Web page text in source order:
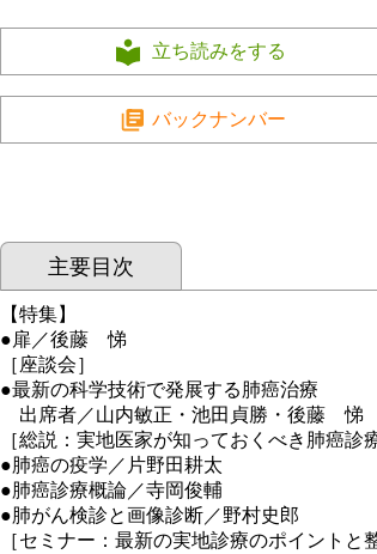
立ち読みをする
バックナンバー
主要目次
【特集】
●扉／後藤 悌
［座談会］
●最新の科学技術で発展する肺癌治療
出席者／山内敏正・池田貞勝・後藤 悌
［総説：実地医家が知っておくべき肺癌診
●肺癌の疫学／片野田耕太
●肺癌診療概論／寺岡俊輔
●肺がん検診と画像診断／野村史郎
［セミナー：最新の実地診療のポイントと